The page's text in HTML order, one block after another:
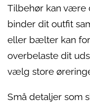
Tilbehør kan være
binder dit outfit
eller bælter kan
overbelaste dit
vælg store
Små detaljer som